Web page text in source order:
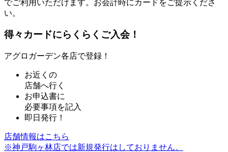
でご利用いただけます。お会計時にカードをご提示くださ
い。
得々カードにらくらくご入会！
アグロガーデン各店で登録！
お近くの
店舗へ行く
お申込書に
必要事項を記入
即日発行！
店舗情報はこちら
※神戸駒ヶ林店では新規発行はしておりません。